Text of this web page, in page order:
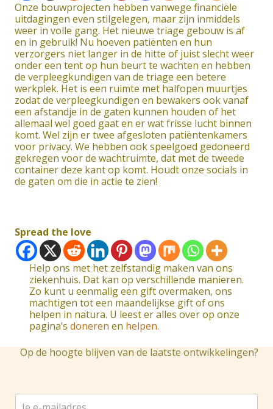
Onze bouwprojecten hebben vanwege financiële
uitdagingen even stilgelegen, maar zijn inmiddels
weer in volle gang. Het nieuwe triage gebouw is af
en in gebruik! Nu hoeven patiënten en hun
verzorgers niet langer in de hitte of juist slecht weer
onder een tent op hun beurt te wachten en hebben
de verpleegkundigen van de triage een betere
werkplek. Het is een ruimte met halfopen muurtjes
zodat de verpleegkundigen en bewakers ook vanaf
een afstandje in de gaten kunnen houden of het
allemaal wel goed gaat en er wat frisse lucht binnen
komt. Wel zijn er twee afgesloten patiëntenkamers
voor privacy. We hebben ook speelgoed gedoneerd
gekregen voor de wachtruimte, dat met de tweede
container deze kant op komt. Houdt onze socials in
de gaten om die in actie te zien!
Spread the love
Help ons met het zelfstandig maken van ons
ziekenhuis. Dat kan op verschillende manieren.
Zo kunt u eenmalig een gift overmaken, ons
machtigen tot een maandelijkse gift of ons
helpen in natura. U leest er alles over op onze
pagina’s doneren en helpen.
Op de hoogte blijven van de laatste ontwikkelingen?